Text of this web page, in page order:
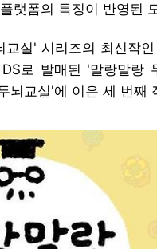
랫폼의 특징이 반영된
실' 시리즈의 최신작
로 발매된 '말랑말랑
뇌교실'에 이은 세 번째